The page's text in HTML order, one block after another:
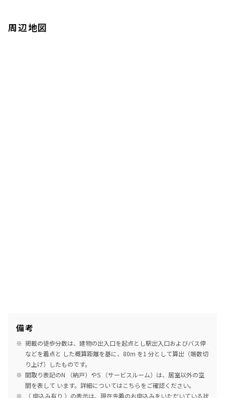
周辺地図
備考
掲載の徒歩分数は、建物の出入口を起点とし駅出入口およびバス停
などを着点と した概算距離を基に、80m を1 分として算出（端数切
り上げ）したものです。
間取り表記のN （納戸）やS （サービスルーム）は、居室以外の空
間を表して います。詳細についてはこちらをご確認ください。
（ 申込み有り ）の表示は、現在先着のお申込みをいただいている状